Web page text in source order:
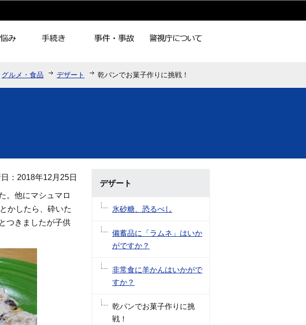
動
グルメ・食品 デザート 乾パンでお菓子作りに挑戦！
：2018年12月25日
。他にマシュマロ
かしたら、砕いた
つきましたが子供
デザート
氷砂糖、恐るべし
備蓄品に「ラムネ」はいか
がですか？
非常食に羊かんはいかがで
すか？
乾パンでお菓子作りに挑
戦！